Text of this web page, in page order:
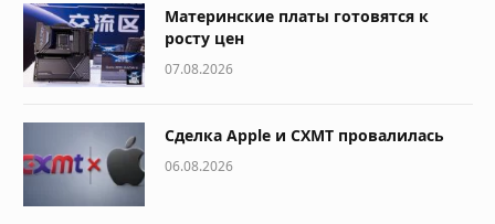
Материнские платы готовятся к
росту цен
07.08.2026
Сделка Apple и CXMT провалилась
06.08.2026